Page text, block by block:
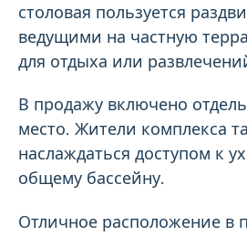
столовая пользуется
ведущими на частную
для отдыха или
В продажу включено
место. Жители комплекса
наслаждаться доступом к
общему бассейну.
Отличное расположение в